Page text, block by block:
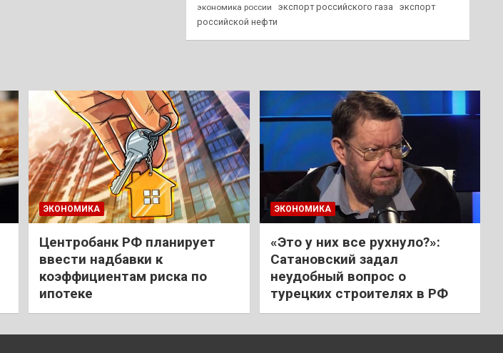
экономика россии экспорт российского газа
экспорт
российской нефти
ЭКОНОМИКА
Центробанк РФ планирует
ввести надбавки к
коэффициентам риска по
ипотеке
ЭКОНОМИКА
«Это у них все рухнуло?»:
Сатановский задал
неудобный вопрос о
турецких строителях в РФ